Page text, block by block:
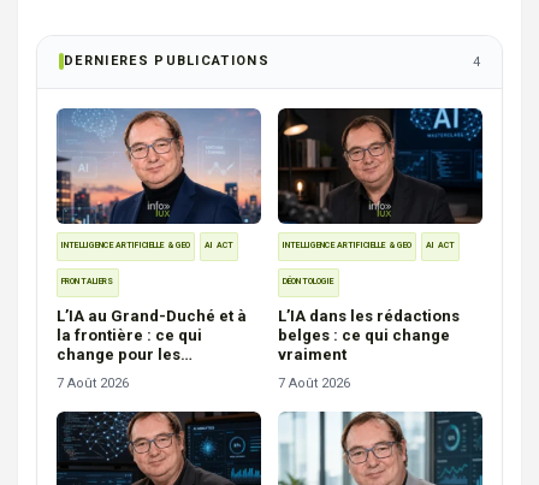
DERNIERES PUBLICATIONS 4
INTELLIGENCE ARTIFICIELLE & GEO AI ACT
FRONTALIERS
L’IA au Grand-Duché et à
la frontière : ce qui
change pour les
7 Août 2026
INTELLIGENCE ARTIFICIELLE & GEO AI ACT
DÉONTOLOGIE
L’IA dans les rédactions
belges : ce qui change
vraiment
7 Août 2026